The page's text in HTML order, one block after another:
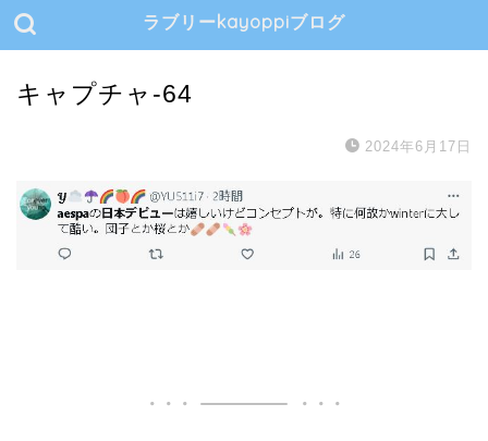
ラブリーkayoppiブログ
キャプチャ-64
2024年6月17日